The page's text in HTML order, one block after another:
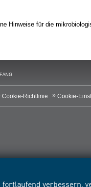
verbessern,
Hinweise für die
Cookie-Richtlinie Cookie-